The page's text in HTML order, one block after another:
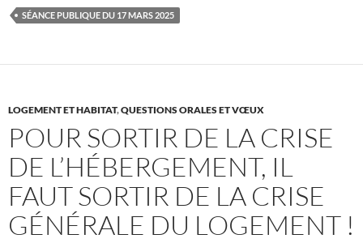
SÉANCE PUBLIQUE DU 17 MARS 2025
LOGEMENT ET HABITAT,QUESTIONS ORALES ET VŒUX
POUR SORTIR DE LA CRISE
DE L’HÉBERGEMENT, IL
FAUT SORTIR DE LA CRISE
GÉNÉRALE DU LOGEMENT !